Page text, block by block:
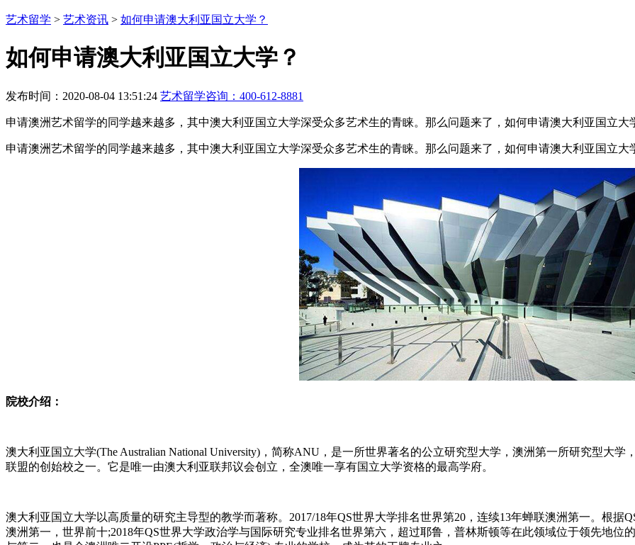
艺术留学 > 艺术资讯 > 如何申请澳大利亚国立大学？
如何申请澳大利亚国立大学？
发布时间：2020-08-04 13:51:24 艺术留学咨询： 400-612-8881
申请澳洲艺术留学的同学越来越多，其中澳大利亚国立大学深受众多艺术生的青睐。那么问题来了，如何申请澳大利亚国立大
申请澳洲艺术留学的同学越来越多，其中澳大利亚国立大学深受众多艺术生的青睐。那么问题来了，如何申请澳大利亚国立大
院校介绍：
澳大利亚国立大学(The Australian National University)，简称ANU，是一所世界著名的公立研究型大学，澳洲第一所研究型大
联盟的创始校之一。它是唯一由澳大利亚联邦议会创立，全澳唯一享有国立大学资格的最高学府。
澳大利亚国立大学以高质量的研究主导型的教学而著称。2017/18年QS世界大学排名世界第20，连续13年蝉联澳洲第一。根据
澳洲第一，世界前十;2018年QS世界大学政治学与国际研究专业排名世界第六，超过耶鲁，普林斯顿等在此领域位于领先地位